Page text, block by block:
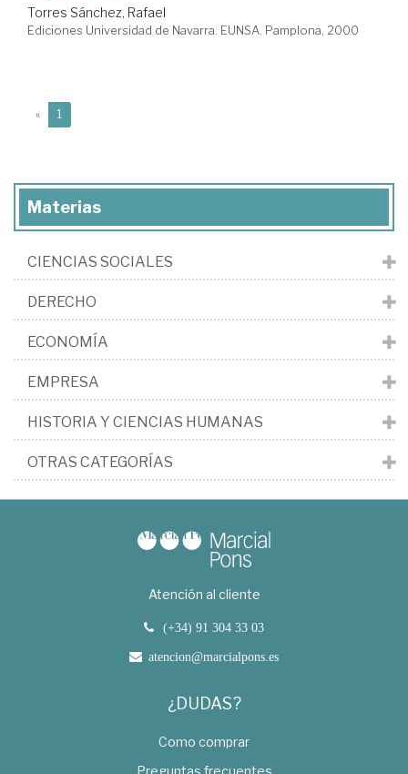
Torres Sánchez, Rafael
Ediciones Universidad de Navarra. EUNSA. Pamplona, 2000
« 1
Materias
CIENCIAS SOCIALES
DERECHO
ECONOMÍA
EMPRESA
HISTORIA Y CIENCIAS HUMANAS
OTRAS CATEGORÍAS
Atención al cliente
(+34) 91 304 33 03
atencion@marcialpons.es
¿DUDAS?
Como comprar